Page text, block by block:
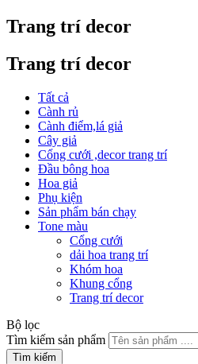
Trang trí decor
Trang trí decor
Tất cả
Cành rủ
Cành điểm,lá giả
Cây giả
Cổng cưới ,decor trang trí
Đầu bông hoa
Hoa giả
Phụ kiện
Sản phẩm bán chạy
Tone màu
Cổng cưới
dải hoa trang trí
Khóm hoa
Khung cổng
Trang trí decor
Bộ lọc
Tìm kiếm sản phẩm
Tìm kiếm